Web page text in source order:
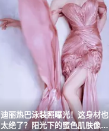
迪丽热巴泳装照曝光！这身材也
太绝了？阳光下的蜜色肌肤像会